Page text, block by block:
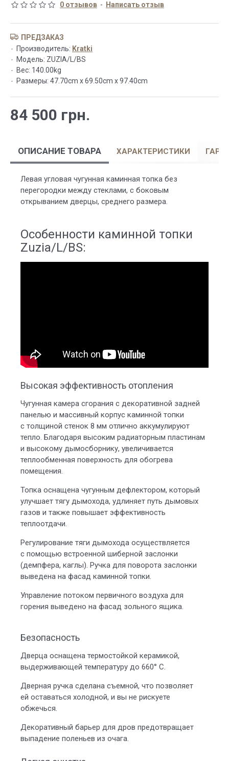
0 отзывов - Написать отзыв
84 500 грн.
ПРЕДЗАКАЗ
Производитель: Kratki
Модель: ZUZIA/L/BS
Вес: 140.00kg
Размеры: 47.70cm x 69.50cm x 97.40cm
ОПИСАНИЕ ТОВАРА ХАРАКТЕРИСТИКИ
Левая угловая чугунная каминная топка без
перегородки между стеклами, с боковым
открыванием дверцы, среднего размера.
Особенности каминной топки
Zuzia/L/BS:
Высокая эффективность отопления
Чугунная камера сгорания с декоративной задней
панелью и массивный корпус каминной топки
с толщиной стенок 8 мм отлично аккумулируют
тепло. Благодаря высоким радиаторным пластинам
и высокому дымосборнику, увеличивается
теплообменная поверхность для обогрева
помещения.
Топка оснащена чугунным дефлектором, который
улучшает тягу дымохода, удлиняет путь дымовых
газов и также повышает эффективность
теплоотдачи.
Регулирование тяги дымохода осуществляется
с помощью встроенной шиберной заслонки
(демпфера, каглы). Ручка для поворота заслонки
выведена на фасад каминной топки.
Управление потоком первичного воздуха для
горения выведено на фасад зольного ящика.
Безопасность
Дверца оснащена термостойкой керамикой,
выдерживающей температуру до 660° С.
Дверная ручка сделана съемной, что позволяет
ей оставаться холодной, и вы не рискуете
обжечься.
Декоративный барьер для дров предотвращает
выпадение поленьев из очага.